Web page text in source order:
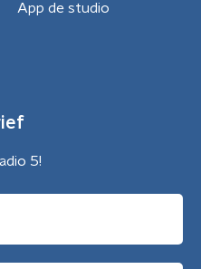
App de studio
5!